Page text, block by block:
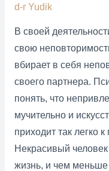
расстройств.
d-r Yudik
В своей
свою
вбирает в себя
своего партнера.
понять, что
мучительно и
приходит так легко
Некрасивый
жизнь, и чем